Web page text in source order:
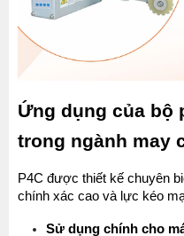
Ứng dụng của bộ
trong ngành may
P4C được thiết kế chuyên
chính xác cao và lực kéo
Sử dụng chính cho